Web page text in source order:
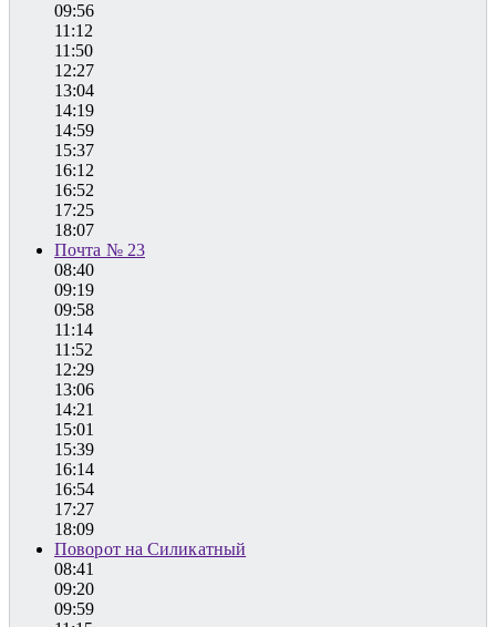
09:56
11:12
11:50
12:27
13:04
14:19
14:59
15:37
16:12
16:52
17:25
18:07
Почта № 23
08:40
09:19
09:58
11:14
11:52
12:29
13:06
14:21
15:01
15:39
16:14
16:54
17:27
18:09
Поворот на Силикатный
08:41
09:20
09:59